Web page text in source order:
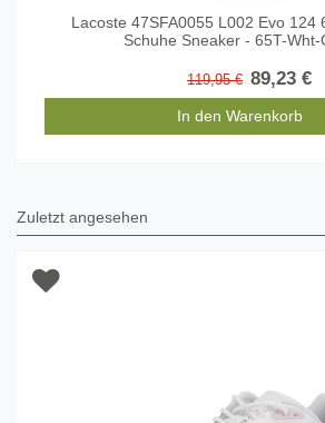
Lacoste 47SFA0055 L002 Evo 124
Schuhe Sneaker - 65T-Wht-
119,95 € 89,23 €
In den Warenkorb
Zuletzt angesehen